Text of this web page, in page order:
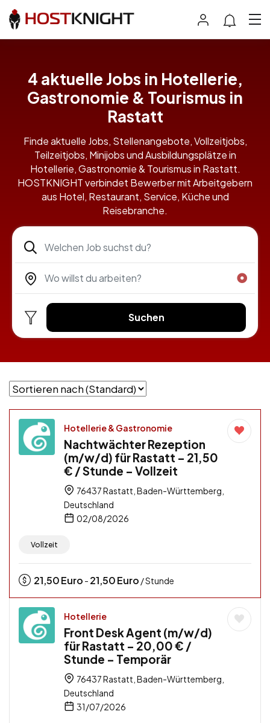
4 aktuelle Jobs in Hotellerie,
Gastronomie & Tourismus in
Rastatt
Finde aktuelle Jobs, Stellenangebote, Vollzeitjobs,
Teilzeitjobs, Minijobs und Ausbildungsplätze in
Hotellerie, Gastronomie & Tourismus in Rastatt.
HOSTKNIGHT verbindet Bewerber mit Arbeitgebern
aus Hotel, Restaurant, Service, Küche und
Reisebranche.
Suchen
Hotellerie & Gastronomie
Nachtwächter Rezeption
(m/w/d) für Rastatt – 21,50
€ / Stunde – Vollzeit
76437 Rastatt, Baden-Württemberg,
Deutschland
02/08/2026
Vollzeit
21,50Euro - 21,50Euro / Stunde
Hotellerie
Front Desk Agent (m/w/d)
für Rastatt – 20,00 € /
Stunde – Temporär
76437 Rastatt, Baden-Württemberg,
Deutschland
31/07/2026